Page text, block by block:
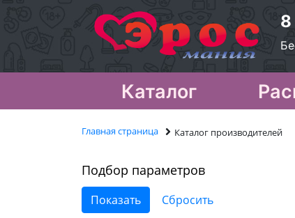
Каталог
Главная страница Каталог производителей
Подбор параметров